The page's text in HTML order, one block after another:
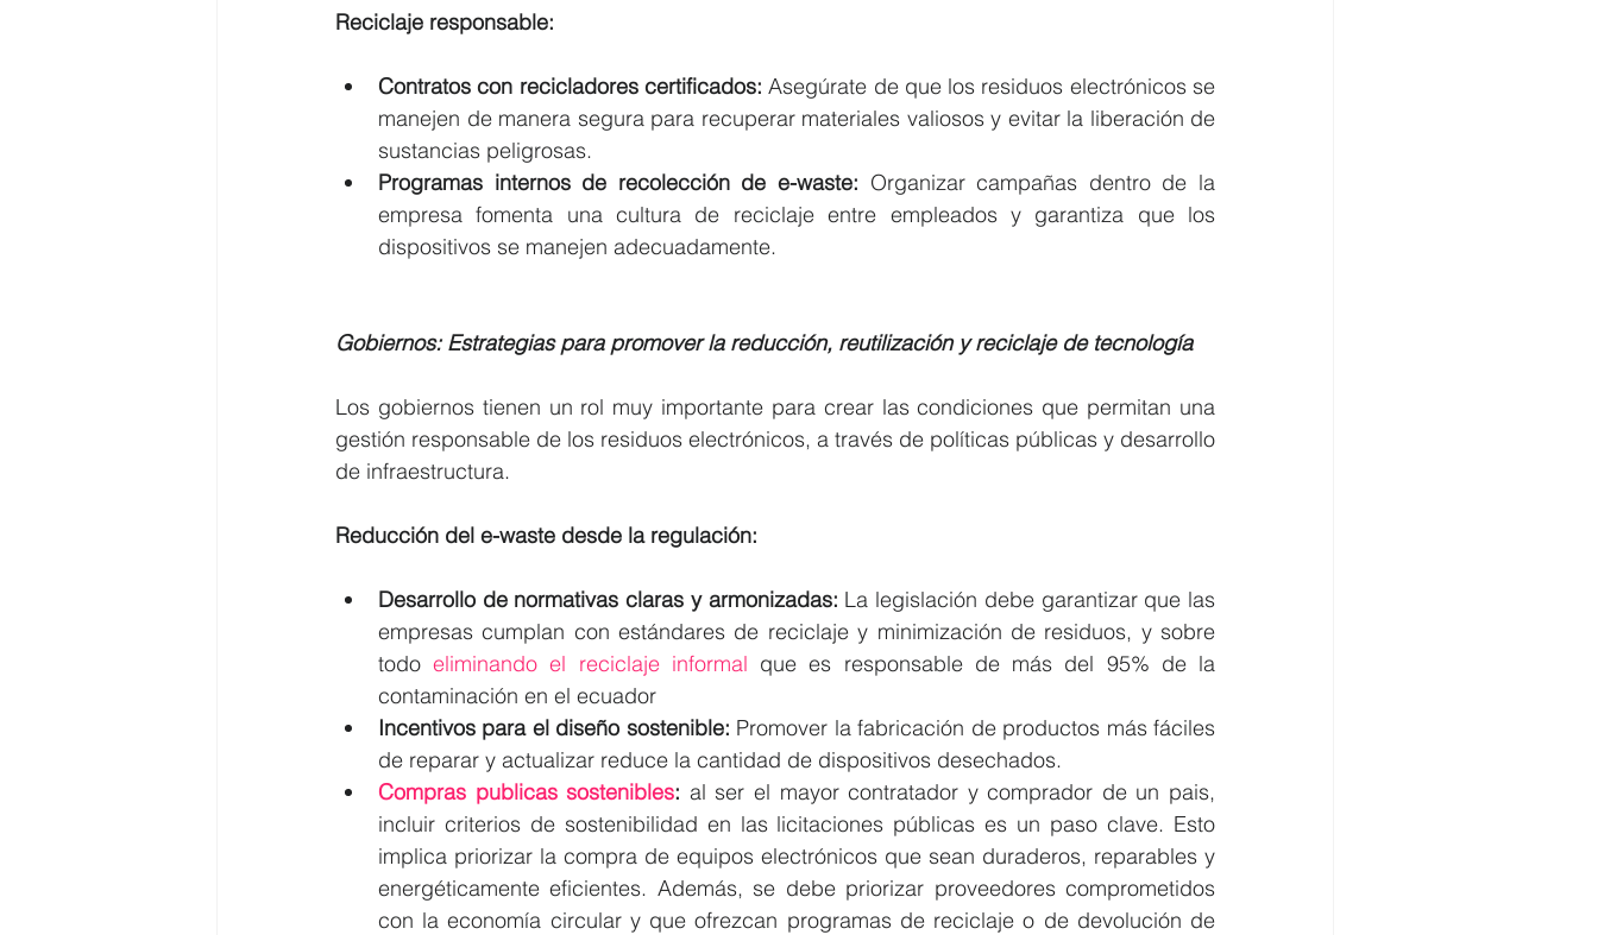
Reciclaje responsable:
Contratos con recicladores certificados: Asegúrate de que los residuos electrónicos se
manejen de manera segura para recuperar materiales valiosos y evitar la liberación de
sustancias peligrosas.
Programas internos de recolección de e-waste: Organizar campañas dentro de la
empresa fomenta una cultura de reciclaje entre empleados y garantiza que los
dispositivos se manejen adecuadamente.
Gobiernos: Estrategias para promover la reducción, reutilización y reciclaje de tecnología
Los gobiernos tienen un rol muy importante para crear las condiciones que permitan una
gestión responsable de los residuos electrónicos, a través de políticas públicas y desarrollo
de infraestructura.
Reducción del e-waste desde la regulación:
Desarrollo de normativas claras y armonizadas: La legislación debe garantizar que las
empresas cumplan con estándares de reciclaje y minimización de residuos, y sobre
todo eliminando el reciclaje informal que es responsable de más del 95% de la
contaminación en el ecuador
Incentivos para el diseño sostenible: Promover la fabricación de productos más fáciles
de reparar y actualizar reduce la cantidad de dispositivos desechados.
Compras publicas sostenibles: al ser el mayor contratador y comprador de un pais,
incluir criterios de sostenibilidad en las licitaciones públicas es un paso clave. Esto
implica priorizar la compra de equipos electrónicos que sean duraderos, reparables y
energéticamente eficientes. Además, se debe priorizar proveedores comprometidos
con la economía circular y que ofrezcan programas de reciclaje o de devolución de